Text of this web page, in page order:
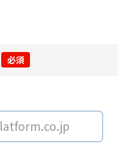
必須